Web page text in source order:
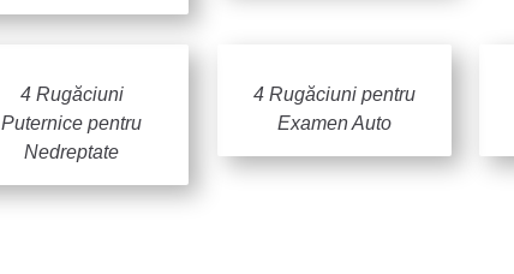
4 Rugăciuni
Puternice pentru
Nedreptate
4 Rugăciuni pentru
Examen Auto